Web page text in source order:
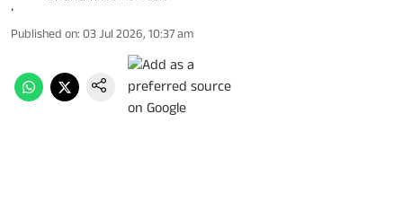
Published on: 03 Jul 2026, 10:37 am